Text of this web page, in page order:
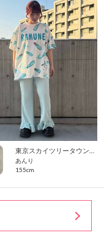
あんり
155cm